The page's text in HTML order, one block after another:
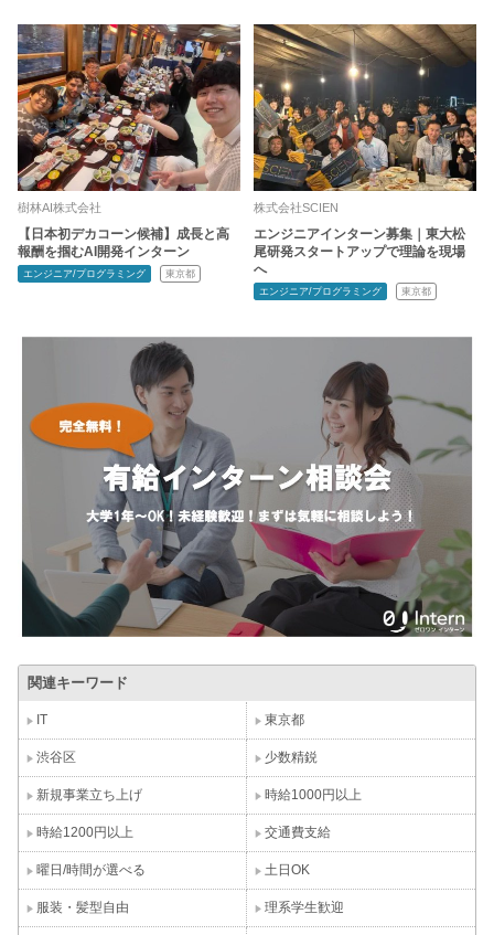
樹林AI株式会社
【日本初デカコーン候補】成長と高
報酬を掴むAI開発インターン
エンジニア/プログラミング 東京都
株式会社SCIEN
エンジニアインターン募集｜東大松
尾研発スタートアップで理論を現場
へ
エンジニア/プログラミング 東京都
関連キーワード
IT 東京都
渋谷区 少数精鋭
新規事業立ち上げ 時給1000円以上
時給1200円以上 交通費支給
曜日/時間が選べる 土日OK
服装・髪型自由 理系学生歓迎